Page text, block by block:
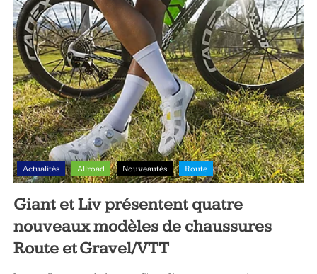
Actualités Allroad Nouveautés Route
Giant et Liv présentent quatre
nouveaux modèles de chaussures
Route et Gravel/VTT